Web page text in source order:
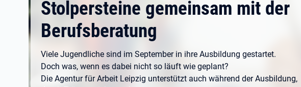
Stolpersteine gemeinsam mit der
Berufsberatung
Viele Jugendliche sind im September in ihre Ausbildung gestartet.
Doch was, wenn es dabei nicht so läuft wie geplant?
Die Agentur für Arbeit Leipzig unterstützt auch während der Ausbildung,